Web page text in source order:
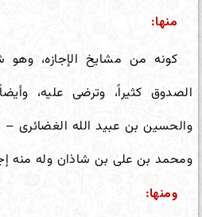
منها:
کونه من مشایخ الإجازه،
الصدوق کثیراً، وترضى علیه،
والحسین بن عبید الله الغضائری –
ومحمد بن علی بن شاذان وله منه
ومنها: